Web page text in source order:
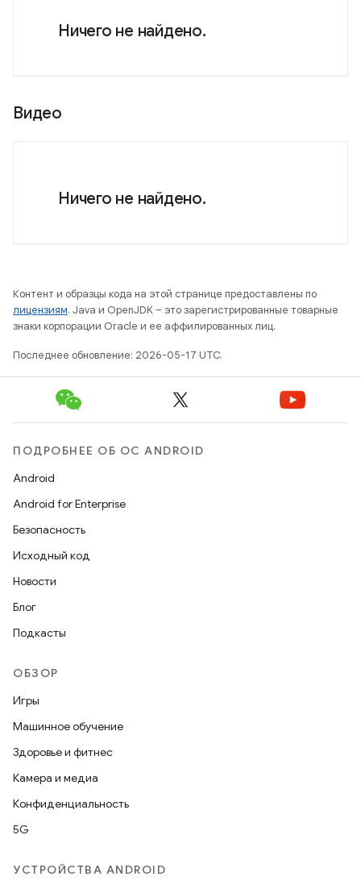
Ничего не найдено.
Видео
Ничего не найдено.
Контент и образцы кода на этой странице предоставлены по
лицензиям. Java и OpenJDK – это зарегистрированные товарные
знаки корпорации Oracle и ее аффилированных лиц.
Последнее обновление: 2026-05-17 UTC.
ПОДРОБНЕЕ ОБ ОС ANDROID
Android
Android for Enterprise
Безопасность
Исходный код
Новости
Блог
Подкасты
ОБЗОР
Игры
Машинное обучение
Здоровье и фитнес
Камера и медиа
Конфиденциальность
5G
УСТРОЙСТВА ANDROID